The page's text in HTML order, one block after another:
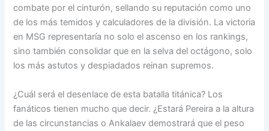
combate por el cinturón, sellando su reputación como uno
de los más temidos y calculadores de la división. La victoria
en MSG representaría no solo el ascenso en los rankings,
sino también consolidar que en la selva del octágono, solo
los más astutos y despiadados reinan supremos.
¿Cuál será el desenlace de esta batalla titánica? Los
fanáticos tienen mucho que decir. ¿Estará Pereira a la altura
de las circunstancias o Ankalaev demostrará que el peso